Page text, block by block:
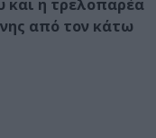
και η τρελοπαρέα
από τον κάτω